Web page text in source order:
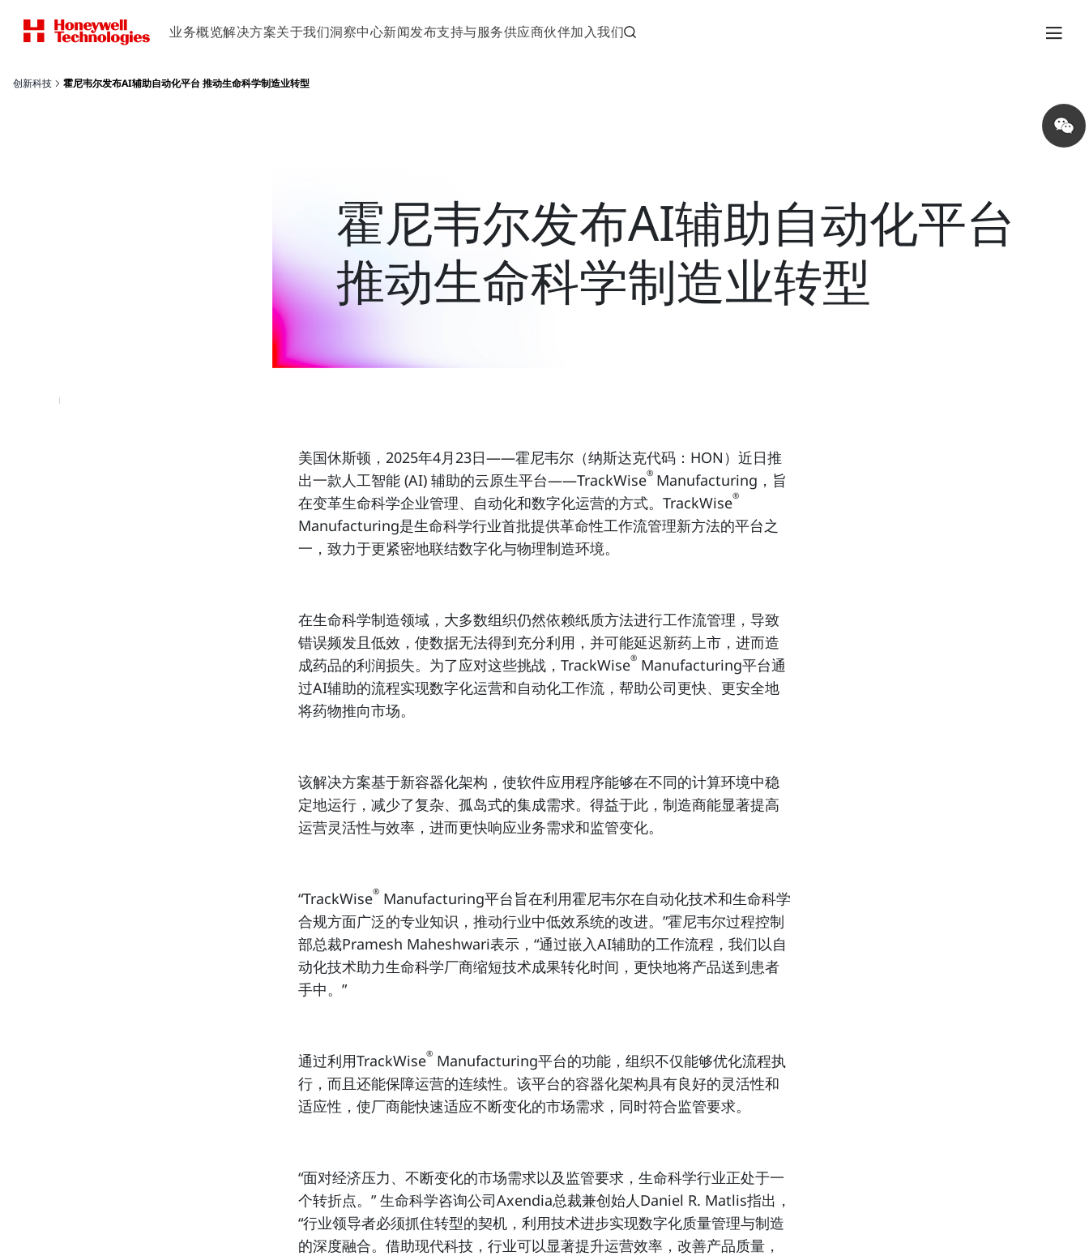
业务概览解决方案关于我们洞察中心新闻发布支持与服务供应商伙伴加入我们
创新科技 霍尼韦尔发布AI辅助自动化平台 推动生命科学制造业转型
Share
on
wechat
霍尼韦尔发布AI辅助自动化平台
推动生命科学制造业转型
美国休斯顿，2025年4月23日——霍尼韦尔（纳斯达克代码：HON ）近日推
出一款人工智能 (AI) 辅助的云原生平台——TrackWise® Manufacturing，旨
在变革生命科学企业管理、自动化和数字化运营的方式。TrackWise®
Manufacturing是生命科学行业首批提供革命性工作流管理新方法的平台之
一，致力于更紧密地联结数字化与物理制造环境。
在生命科学制造领域，大多数组织仍然依赖纸质方法进行工作流管理，导致
错误频发且低效，使数据无法得到充分利用，并可能延迟新药上市，进而造
成药品的利润损失。为了应对这些挑战，TrackWise® Manufacturing平台通
过AI辅助的流程实现数字化运营和自动化工作流，帮助公司更快、更安全地
将药物推向市场。
该解决方案基于新容器化架构，使软件应用程序能够在不同的计算环境中稳
定地运行，减少了复杂、孤岛式的集成需求。得益于此，制造商能显著提高
运营灵活性与效率，进而更快响应业务需求和监管变化。
“TrackWise® Manufacturing平台旨在利用霍尼韦尔在自动化技术和生命科学
合规方面广泛的专业知识，推动行业中低效系统的改进。”霍尼韦尔过程控制
部总裁Pramesh Maheshwari表示，“通过嵌入AI辅助的工作流程，我们以自
动化技术助力生命科学厂商缩短技术成果转化时间，更快地将产品送到患者
手中。”
通过利用TrackWise® Manufacturing平台的功能，组织不仅能够优化流程执
行，而且还能保障运营的连续性。该平台的容器化架构具有良好的灵活性和
适应性，使厂商能快速适应不断变化的市场需求，同时符合监管要求。
“面对经济压力、不断变化的市场需求以及监管要求，生命科学行业正处于一
个转折点。” 生命科学咨询公司Axendia总裁兼创始人Daniel R. Matlis指出，
“行业领导者必须抓住转型的契机，利用技术进步实现数字化质量管理与制造
的深度融合。借助现代科技，行业可以显著提升运营效率，改善产品质量，